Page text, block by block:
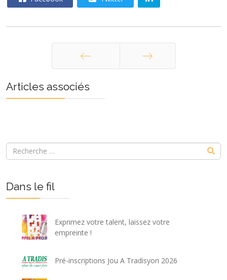
Précédent
Articles associés
Dans le fil
Exprimez votre talent, laissez votre
empreinte !
Pré-inscriptions Jou A Tradisyon 2026